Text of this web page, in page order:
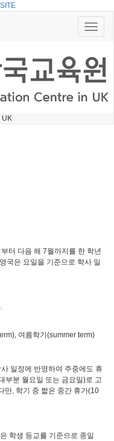
Toggle
UK
터 다음 해 7월까지를 한 학년
국은 요일을 기준으로 학사 일
여름학기(summer term)
일정에 반영하여 주중에도 휴
부분 월요일 또는 금요일)로 고
만, 학기 중 짧은 중간 휴가(10
학생 등교를 기준으로 종일